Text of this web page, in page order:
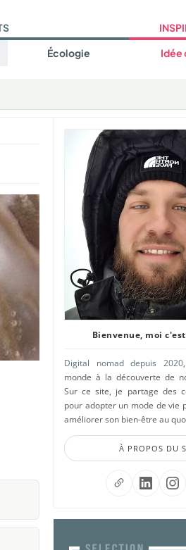
Écologie Idée
Bienvenue, moi
Digital nomad depuis 2020
monde à la découverte de
Sur ce site, je partage des
pour adopter un mode de vie
améliorer son bien-être au
À PROPOS DU